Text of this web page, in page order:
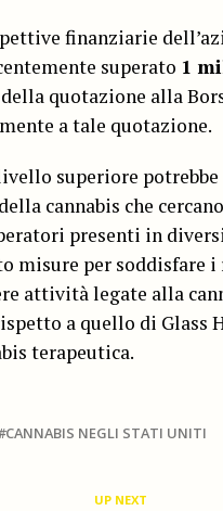
finanziarie
superato 1
quotazione alla
a tale quotazione.
superiore
cannabis che
presenti in
misure per soddisfare
attività legate alla
a quello di Glass
terapeutica.
CANNABIS NEGLI STATI UNITI
UP NEXT